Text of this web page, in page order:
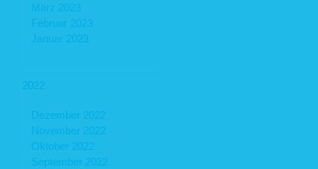
März 2023
Februar 2023
Januar 2023
2022
Dezember 2022
November 2022
Oktober 2022
September 2022